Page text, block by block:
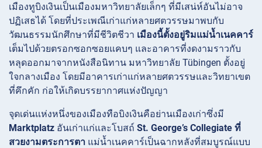
เมืองทูบิงเงินเป็นเมืองมหาวิทยาลัยเล็กๆ ที่มีเสน่ห์อันไม่อาจ
ปฏิเสธได้ โดยที่ประเพณีเก่าแก่หลายศตวรรษมาพบกับ
วัฒนธรรมนักศึกษาที่มีชีวิตชีวา เมืองนี้ตั้งอยู่ริมแม่น้ำเนคคาร์
เต็มไปด้วยตรอกซอกซอยแคบๆ และอาคารที่งดงามราวกับ
หลุดออกมาจากหนังสือนิทาน มหาวิทยาลัย Tübingen ตั้งอยู่
ใจกลางเมือง โดยมีอาคารเก่าแก่หลายศตวรรษและวิทยาเขต
ที่คึกคัก ก่อให้เกิดบรรยากาศแห่งปัญญา
จุดเด่นแห่งหนึ่งของเมืองทือบิงเงินคือย่านเมืองเก่าซึ่งมี
Marktplatz อันเก่าแก่และโบสถ์ St. George’s Collegiate ที่
สวยงามตระการตา แม่น้ำเนคคาร์เป็นฉากหลังที่สมบูรณ์แบบ